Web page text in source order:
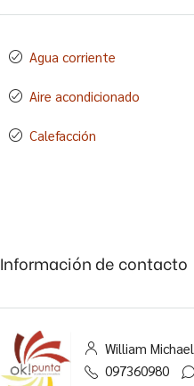
Agua corriente
Aire acondicionado
Calefacción
Información de contacto
William Michael
097360980